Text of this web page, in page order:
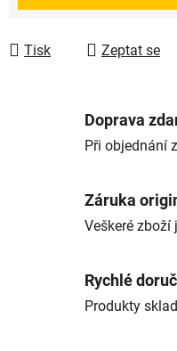
Tisk Zeptat se
Doprava
Při objednání
Záruka
Veškeré zboží
Rychlé
Produkty